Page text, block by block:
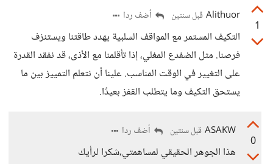
1
Alithuor قبل سنتين أضف ردا
التكيف المستمر مع المواقف السلبية يهدد طاقتنا ويستنزف
فرصنا. مثل الضفدع المغلي، إذا تأقلمنا مع الأذى، قد نفقد القدرة
على التغيير في الوقت المناسب. علينا أن نتعلم التمييز بين ما
يستحق التكيف وما يتطلب القفز بعيدًا.
0
ASAKW قبل سنتين أضف ردا
هذا الجوهر الحقيقي لمساهمتي،شكرا لرأيك